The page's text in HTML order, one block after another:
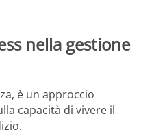
nella gestione
è un approccio
capacità di vivere il